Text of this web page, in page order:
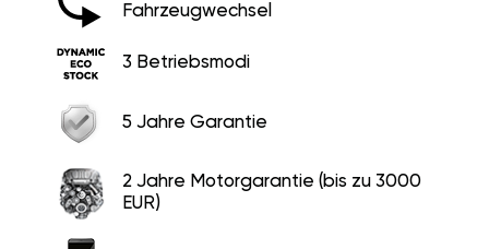
Fahrzeugwechsel
3 Betriebsmodi
5 Jahre Garantie
2 Jahre Motorgarantie (bis zu 3000
EUR)